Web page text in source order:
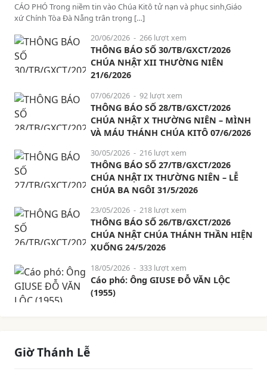
CÁO PHÓ Trong niềm tin vào Chúa Kitô tử nạn và phục sinh,Giáo
xứ Chính Tòa Đà Nẵng trân trọng […]
20/06/2026 - 266 lượt xem
THÔNG BÁO SỐ 30/TB/GXCT/2026
CHÚA NHẬT XII THƯỜNG NIÊN
21/6/2026
07/06/2026 - 92 lượt xem
THÔNG BÁO SỐ 28/TB/GXCT/2026
CHÚA NHẬT X THƯỜNG NIÊN – MÌNH
VÀ MÁU THÁNH CHÚA KITÔ 07/6/2026
30/05/2026 - 216 lượt xem
THÔNG BÁO SỐ 27/TB/GXCT/2026
CHÚA NHẬT IX THƯỜNG NIÊN – LỄ
CHÚA BA NGÔI 31/5/2026
23/05/2026 - 218 lượt xem
THÔNG BÁO SỐ 26/TB/GXCT/2026
CHÚA NHẬT CHÚA THÁNH THẦN HIỆN
XUỐNG 24/5/2026
18/05/2026 - 333 lượt xem
Cáo phó: Ông GIUSE ĐỖ VĂN LỘC
(1955)
Giờ Thánh Lễ